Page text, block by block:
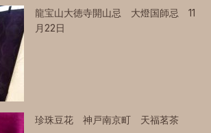
龍宝山大徳寺開山忌 大燈国師忌 11
月22日
珍珠豆花 神戸南京町 天福茗茶